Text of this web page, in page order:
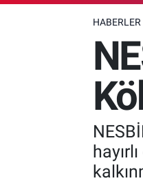
HABERLER
Güncel
Muşkara Özel
Kapadokya
Nevşehir Hava
Nevşehir Trafik
Süper Lig Puan
Tüm Manşetler
Son Dakika